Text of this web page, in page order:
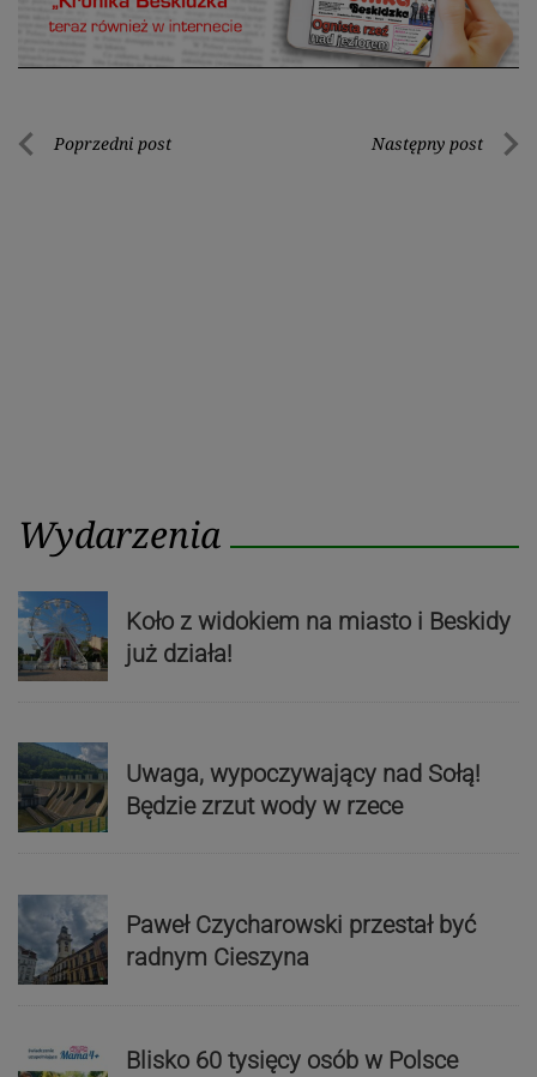
Nawigacja
Poprzedni post Następny post
Wydarzenia
Koło z widokiem na miasto i Beskidy
już działa!
Uwaga, wypoczywający nad Sołą!
Będzie zrzut wody w rzece
Paweł Czycharowski przestał być
radnym Cieszyna
Blisko 60 tysięcy osób w Polsce